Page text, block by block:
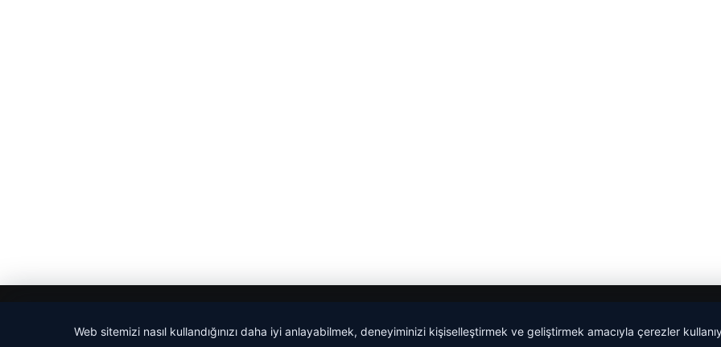
Web sitemizi nasıl kullandığınızı daha iyi anlayabilmek, deneyiminizi kişiselleştirmek ve geliştirmek amacıyla çerezler
malta dil okulları|lemagrup.com.tr